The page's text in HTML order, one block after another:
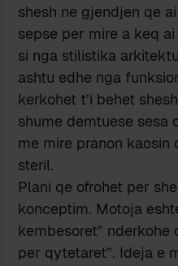
shesh ne gjendjen qe
sepse per mire a keq
si nga stilistika
ashtu edhe nga
kerkohet t’i behet
shume demtuese sesa
me mire pranon kaosin
steril.
Plani qe ofrohet per
konceptim. Motoja
kembesoret” nderkohe
per qytetaret”. Ideja e